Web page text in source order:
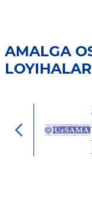
AMALGA
LOYIHALAR